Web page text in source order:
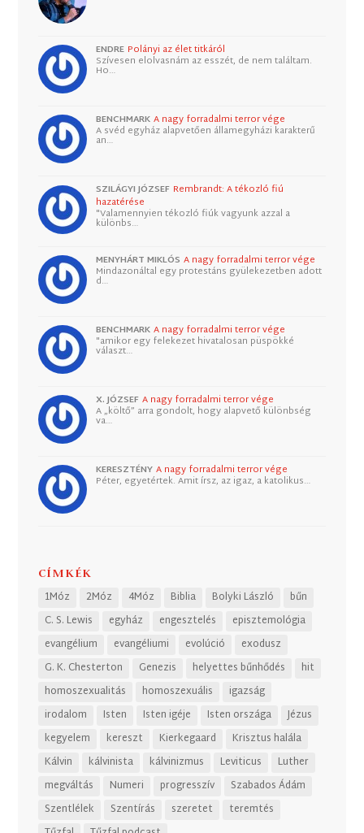
ENDRE Polányi az élet titkáról
Szívesen elolvasnám az esszét, de nem találtam.
Ho…
BENCHMARK A nagy forradalmi terror vége
A svéd egyház alapvetően államegyházi karakterű
an…
SZILÁGYI JÓZSEF Rembrandt: A tékozló fiú
hazatérése
"Valamennyien tékozló fiúk vagyunk azzal a
különbs…
MENYHÁRT MIKLÓS A nagy forradalmi terror vége
Mindazonáltal egy protestáns gyülekezetben adott
d…
BENCHMARK A nagy forradalmi terror vége
"amikor egy felekezet hivatalosan püspökké
választ…
X. JÓZSEF A nagy forradalmi terror vége
A „költő” arra gondolt, hogy alapvető különbség
va…
KERESZTÉNY A nagy forradalmi terror vége
Péter, egyetértek. Amit írsz, az igaz, a katolikus…
CÍMKÉK
1Móz 2Móz 4Móz Biblia Bolyki László
bűn
C. S. Lewis
egyház engesztelés
episztemológia
evangélium
evangéliumi evolúció
exodusz
G. K. Chesterton
Genezis helyettes bűnhődés
hit
homoszexualitás
homoszexuális
igazság
irodalom
Isten Isten igéje Isten országa
Jézus
kegyelem
kereszt Kierkegaard
Krisztus halála
Kálvin
kálvinista kálvinizmus Leviticus
Luther
megváltás
Numeri progresszív
Szabados Ádám
Szentlélek
Szentírás szeretet
teremtés